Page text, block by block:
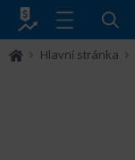
Hlavní stránka